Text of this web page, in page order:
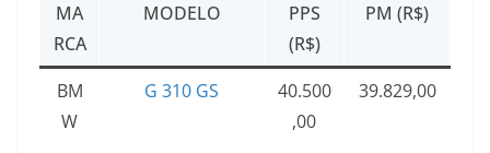
MA
RCA
MODELO
PPS
(R$)
PM (R$)
BM
W
G 310 GS
40.500
,00
39.829,00